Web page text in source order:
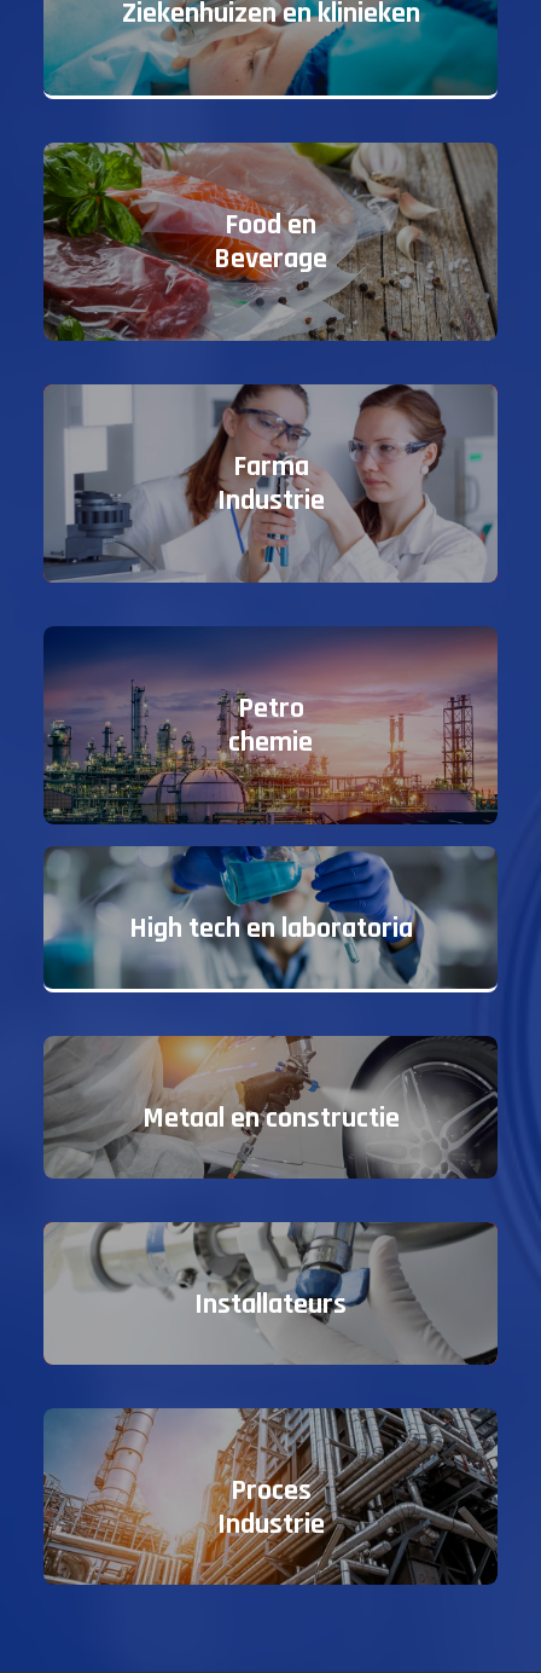
Ziekenhuizen en klinieken
Food en
Beverage
Farma
Industrie
Petro
chemie
High tech en laboratoria
Metaal en constructie
Installateurs
Proces
Industrie